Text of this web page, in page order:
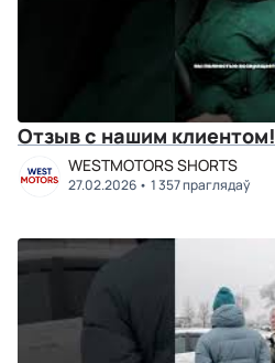
Отзыв с нашим клиентом!
WESTMOTORS SHORTS
27.02.2026 1 357 праглядаў